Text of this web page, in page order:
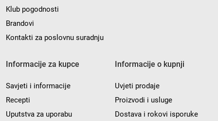
Klub pogodnosti
Brandovi
Kontakti za poslovnu suradnju
Informacije za kupce
Savjeti i informacije
Recepti
Uputstva za uporabu
Informacije o kupnji
Uvjeti prodaje
Proizvodi i usluge
Dostava i rokovi isporuke